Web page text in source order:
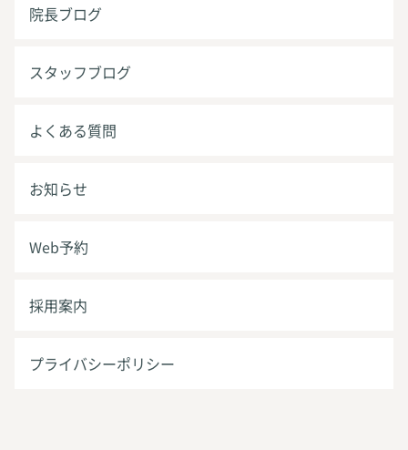
院長ブログ
スタッフブログ
よくある質問
お知らせ
Web予約
採用案内
プライバシーポリシー